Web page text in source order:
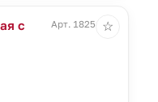
с
Арт. 18254.30
☆